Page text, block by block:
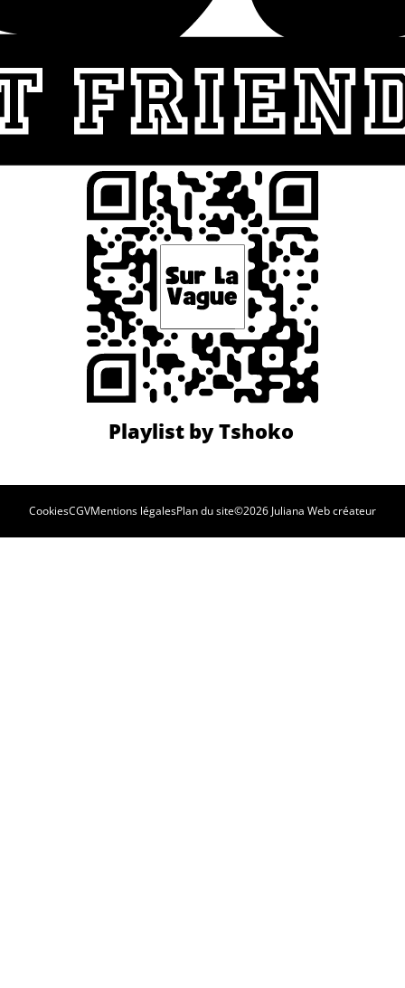
CookiesCGVMentions légalesPlan du site©2026 Juliana Web créateur